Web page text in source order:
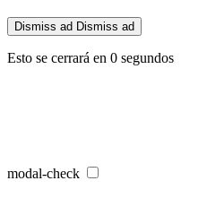
Dismiss ad Dismiss ad
Esto se cerrará en 0 segundos
modal-check